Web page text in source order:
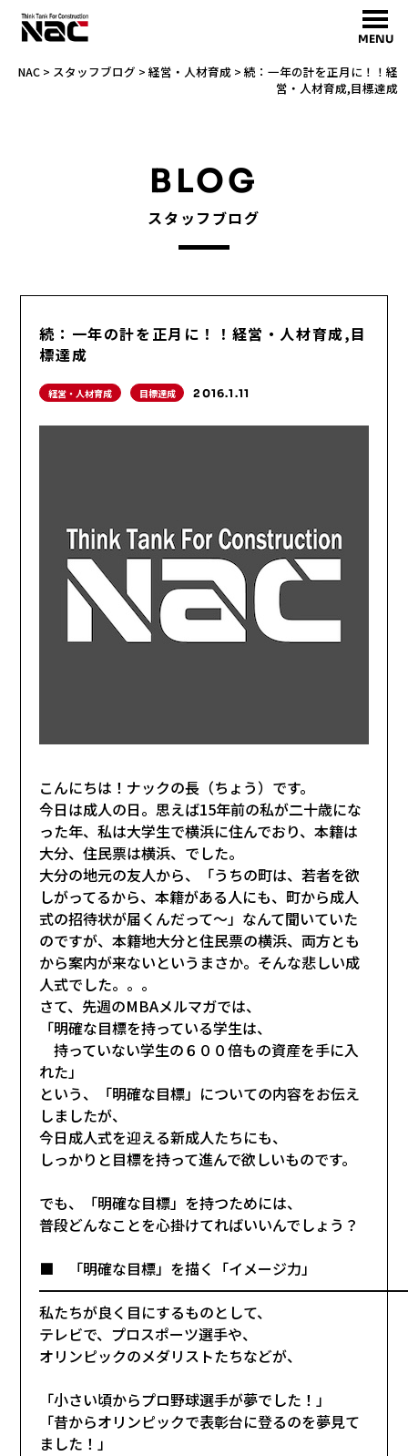
MENU
NAC> スタッフブログ > 経営・人材育成> 続：一年の計を正月に！！経
営・人材育成,目標達成
BLOG
スタッフブログ
続：一年の計を正月に！！経営・人材育成,目
標達成
経営・人材育成 目標達成 2016.1.11
こんにちは！ナックの長（ちょう）です。
今日は成人の日。思えば15年前の私が二十歳にな
った年、私は大学生で横浜に住んでおり、本籍は
大分、住民票は横浜、でした。
大分の地元の友人から、「うちの町は、若者を欲
しがってるから、本籍がある人にも、町から成人
式の招待状が届くんだって～」なんて聞いていた
のですが、本籍地大分と住民票の横浜、両方とも
から案内が来ないというまさか。そんな悲しい成
人式でした。。。
さて、先週のMBAメルマガでは、
「明確な目標を持っている学生は、
持っていない学生の６００倍もの資産を手に入
れた」
という、「明確な目標」についての内容をお伝え
しましたが、
今日成人式を迎える新成人たちにも、
しっかりと目標を持って進んで欲しいものです。
でも、「明確な目標」を持つためには、
普段どんなことを心掛けてればいいんでしょう？
■ 「明確な目標」を描く「イメージ力」
私たちが良く目にするものとして、
テレビで、プロスポーツ選手や、
オリンピックのメダリストたちなどが、
「小さい頃からプロ野球選手が夢でした！」
「昔からオリンピックで表彰台に登るのを夢見て
ました！」